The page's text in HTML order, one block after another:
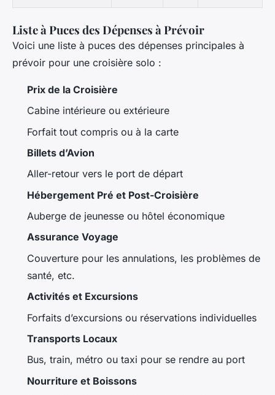
Liste à Puces des Dépenses à Prévoir
Voici une liste à puces des dépenses principales à
prévoir pour une croisière solo :
Prix de la Croisière
Cabine intérieure ou extérieure
Forfait tout compris ou à la carte
Billets d’Avion
Aller-retour vers le port de départ
Hébergement Pré et Post-Croisière
Auberge de jeunesse ou hôtel économique
Assurance Voyage
Couverture pour les annulations, les problèmes de
santé, etc.
Activités et Excursions
Forfaits d’excursions ou réservations individuelles
Transports Locaux
Bus, train, métro ou taxi pour se rendre au port
Nourriture et Boissons